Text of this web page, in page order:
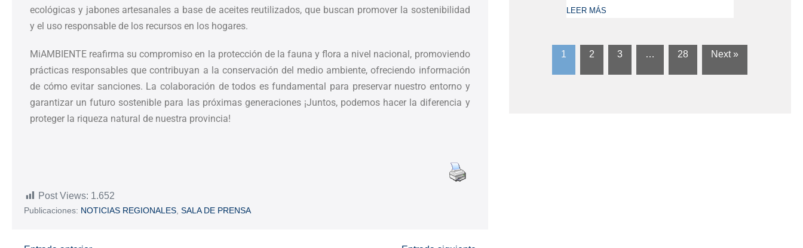
ecológicas y jabones artesanales a base de aceites reutilizados, que buscan promover la sostenibilidad
y el uso responsable de los recursos en los hogares.
MiAMBIENTE reafirma su compromiso en la protección de la fauna y flora a nivel nacional, promoviendo
prácticas responsables que contribuyan a la conservación del medio ambiente, ofreciendo información
de cómo evitar sanciones. La colaboración de todos es fundamental para preservar nuestro entorno y
garantizar un futuro sostenible para las próximas generaciones ¡Juntos, podemos hacer la diferencia y
proteger la riqueza natural de nuestra provincia!
Post Views: 1.652
Publicaciones: NOTICIAS REGIONALES SALA DE PRENSA
LEER MÁS
1 2 3 … 28 Next »